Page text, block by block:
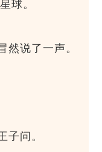
球。
然说了一声。
子问。